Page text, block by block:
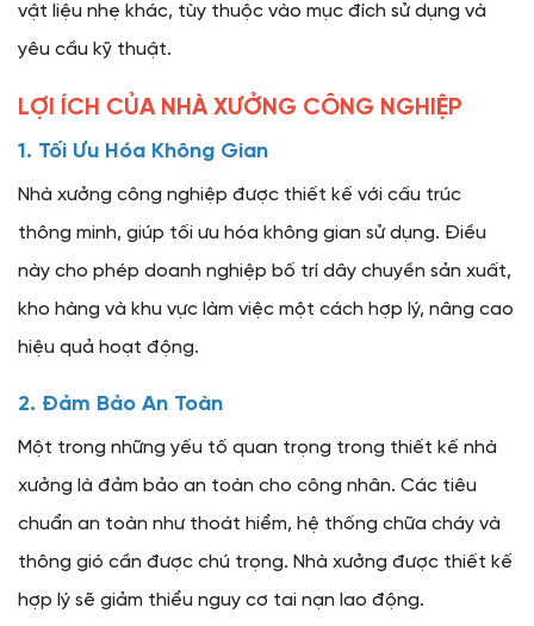
vật liệu nhẹ khác, tùy thuộc vào mục đích sử dụng và
yêu cầu kỹ thuật.
LỢI ÍCH CỦA NHÀ XƯỞNG CÔNG NGHIỆP
1. Tối Ưu Hóa Không Gian
Nhà xưởng công nghiệp được thiết kế với cấu trúc
thông minh, giúp tối ưu hóa không gian sử dụng. Điều
này cho phép doanh nghiệp bố trí dây chuyền sản xuất,
kho hàng và khu vực làm việc một cách hợp lý, nâng cao
hiệu quả hoạt động.
2. Đảm Bảo An Toàn
Một trong những yếu tố quan trọng trong thiết kế nhà
xưởng là đảm bảo an toàn cho công nhân. Các tiêu
chuẩn an toàn như thoát hiểm, hệ thống chữa cháy và
thông gió cần được chú trọng. Nhà xưởng được thiết kế
hợp lý sẽ giảm thiểu nguy cơ tai nạn lao động.